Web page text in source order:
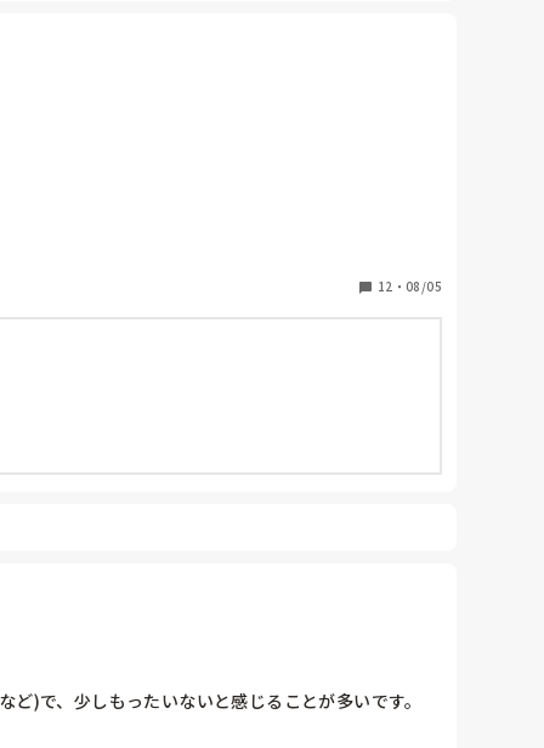
12 ・ 08/05
)で、少しもったいないと感じることが多いです。